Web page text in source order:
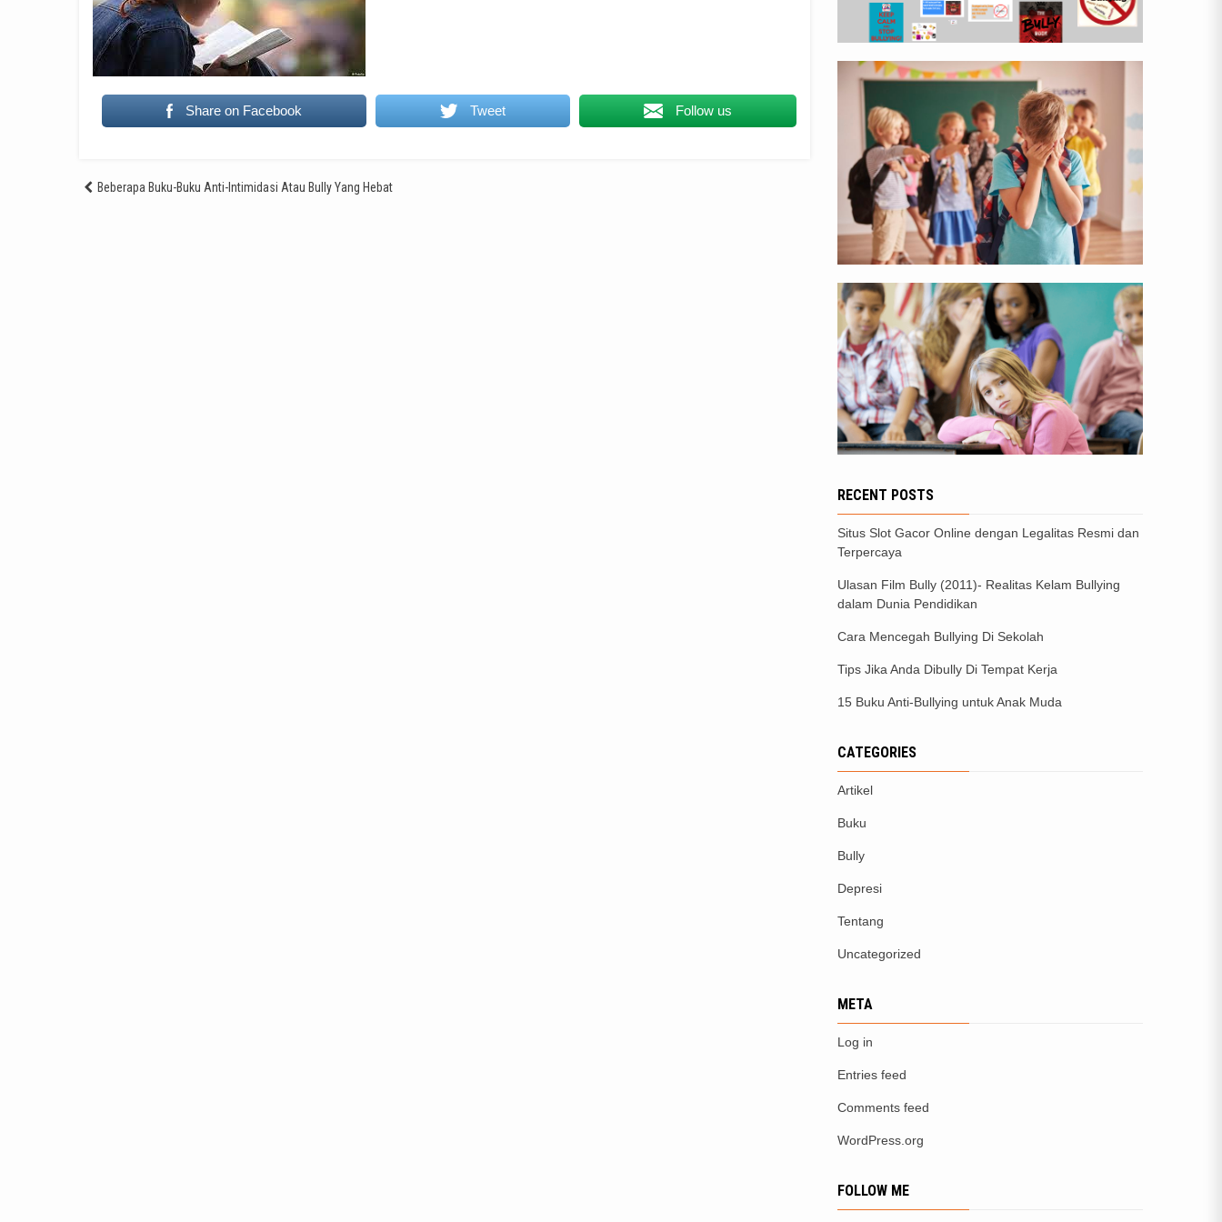
Share on Facebook Tweet Follow us
Post
Beberapa Buku-Buku Anti-Intimidasi Atau Bully Yang Hebat
RECENT POSTS
Situs Slot Gacor Online dengan Legalitas Resmi dan
Terpercaya
Ulasan Film Bully (2011)- Realitas Kelam Bullying
dalam Dunia Pendidikan
Cara Mencegah Bullying Di Sekolah
Tips Jika Anda Dibully Di Tempat Kerja
15 Buku Anti-Bullying untuk Anak Muda
CATEGORIES
Artikel
Buku
Bully
Depresi
Tentang
Uncategorized
META
Log in
Entries feed
Comments feed
WordPress.org
FOLLOW ME